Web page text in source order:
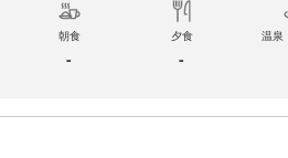
朝食
-
夕食
-
温泉